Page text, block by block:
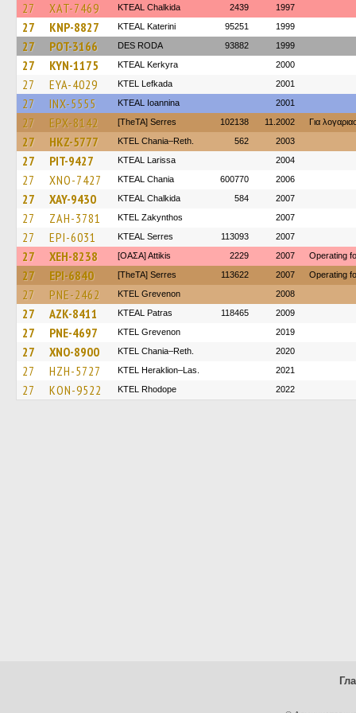
27 XAT-7469 KTEAL Chalkida 2439 1997
27 KNP-8827 KTEAL Katerini 95251 1999
27 POT-3166 DES RODA 93882 1999
27 KYN-1175 KTEAL Kerkyra 2000
27 EYA-4029 KTEL Lefkada 2001
27 INX-5555 KTEAL Ioannina 2001
27 EPX-8142 [TheTA] Serres 102138 11.2002 Για
27 HKZ-5777 KTEL Chania–Reth. 562 2003
27 PIT-9427 KTEAL Larissa 2004
27 XNO-7427 KTEAL Chania 600770 2006
27 XAY-9430 KTEAL Chalkida 584 2007
27 ZAH-3781 KTEL Zakynthos 2007
27 EPI-6031 KTEAL Serres 113093 2007
27 XEH-8238 [ΟΑΣΑ] Αttikis 2229 2007 Operating
27 EPI-6840 [TheTA] Serres 113622 2007 Operating
27 PNE-2462 ΚΤΕL Grevenon 2008
27 AZK-8411 KTEAL Patras 118465 2009
27 PNE-4697 ΚΤΕL Grevenon 2019
27 XNO-8900 KTEL Chania–Reth. 2020
27 HZH-5727 KTEL Heraklion–Las. 2021
27 KON-9522 KTEL Rhodope 2022